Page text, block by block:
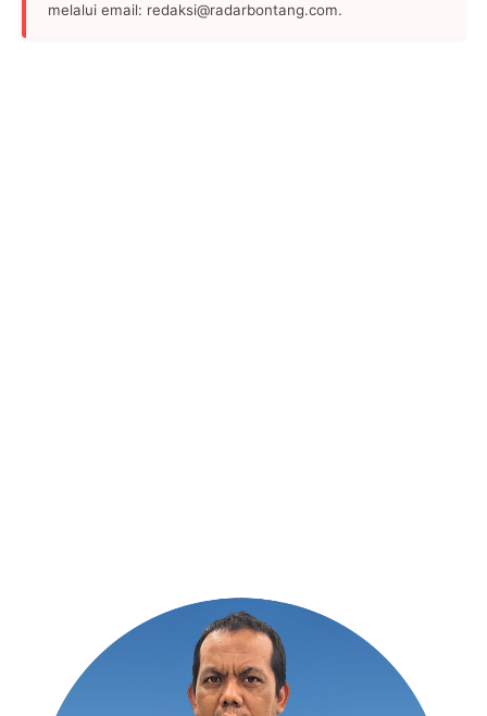
melalui email: redaksi@radarbontang.com.